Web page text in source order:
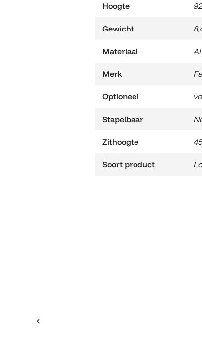
Hoogte
Gewicht
Materiaal
Merk
Optioneel
Stapelbaar
Zithoogte
Soort product